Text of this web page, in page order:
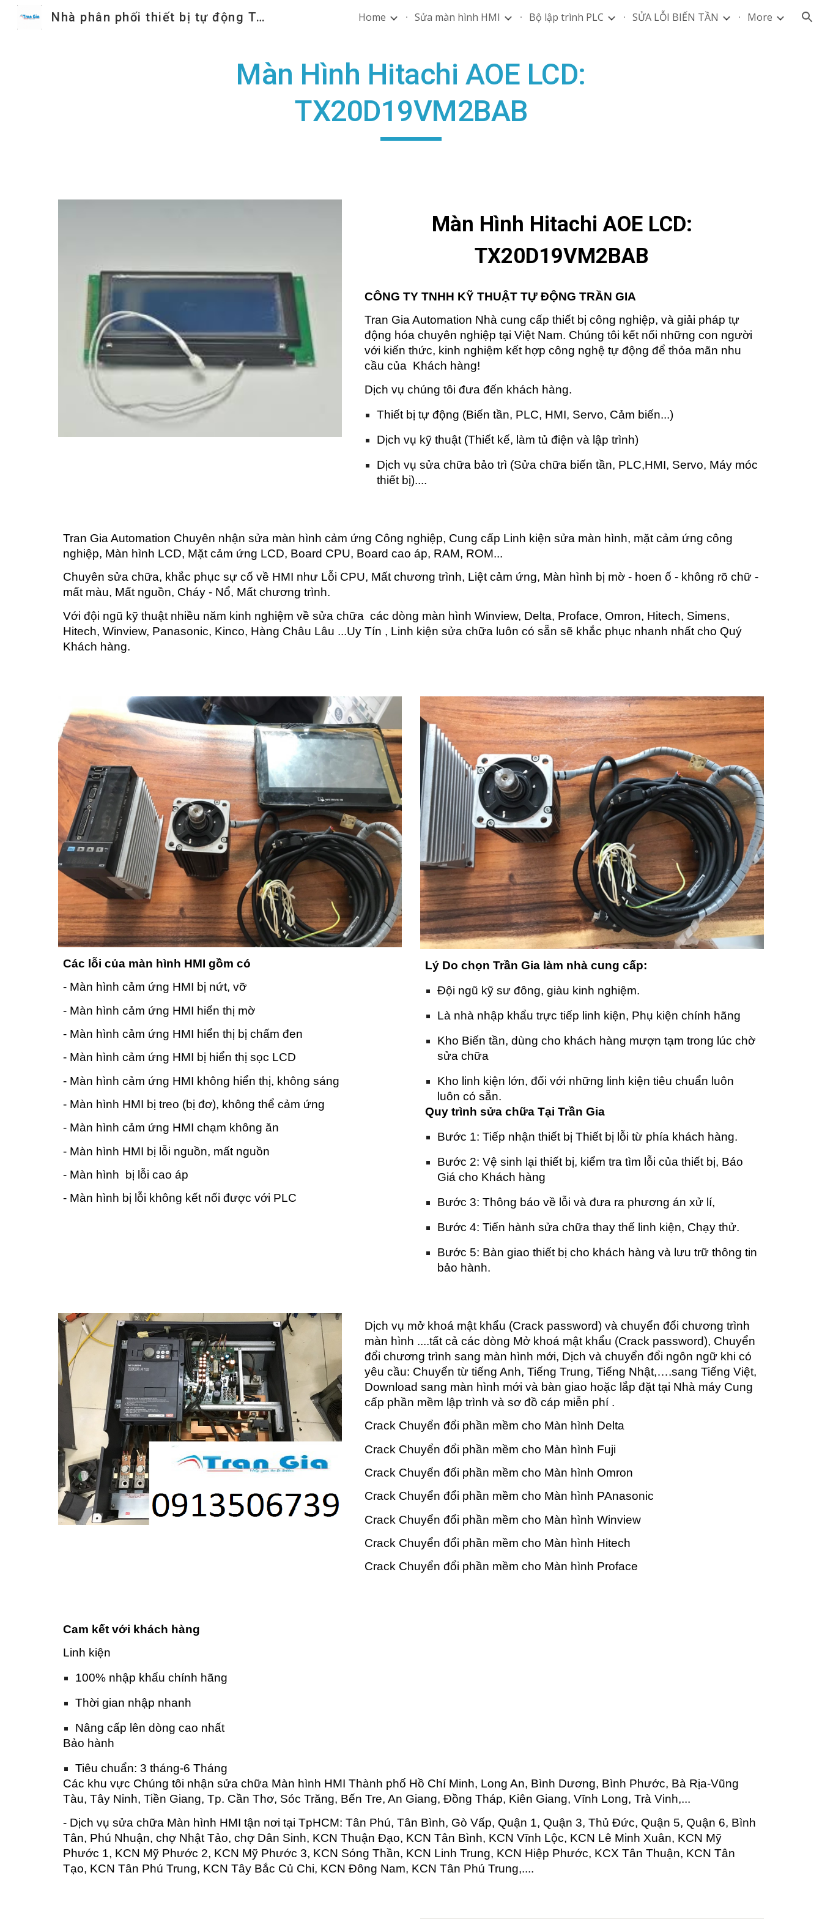
Skip to main content Skip to navigation
Nhà phân phối thiết bị tự động Trần Gia Home Sửa màn hình HMI Bộ lập trình PLC SỬA LỖI BIẾN TẦN More
Màn Hình Hitachi AOE LCD:
TX20D19VM2BAB
Màn Hình Hitachi AOE LCD:
TX20D19VM2BAB
CÔNG TY TNHH KỸ THUẬT TỰ ĐỘNG TRẦN GIA
Tran Gia Automation Nhà cung cấp thiết bị công nghiệp, và giải pháp tự
động hóa chuyên nghiệp tại Việt Nam. Chúng tôi kết nối những con người
với kiến thức, kinh nghiệm kết hợp công nghệ tự động để thỏa mãn nhu
cầu của Khách hàng!
Dịch vụ chúng tôi đưa đến khách hàng.
Thiết bị tự động (Biến tần, PLC, HMI, Servo, Cảm biến...)
Dịch vụ kỹ thuật (Thiết kế, làm tủ điện và lập trình)
Dịch vụ sửa chữa bảo trì (Sửa chữa biến tần, PLC,HMI, Servo, Máy móc
thiết bị)....
Tran Gia Automation Chuyên nhận sửa màn hình cảm ứng Công nghiệp, Cung cấp Linh kiện sửa màn hình, mặt cảm ứng công
nghiệp, Màn hình LCD, Mặt cảm ứng LCD, Board CPU, Board cao áp, RAM, ROM...
Chuyên sửa chữa, khắc phục sự cố về HMI như Lỗi CPU, Mất chương trình, Liệt cảm ứng, Màn hình bị mờ - hoen ố - không rõ chữ -
mất màu, Mất nguồn, Cháy - Nổ, Mất chương trình.
Với đội ngũ kỹ thuật nhiều năm kinh nghiệm về sửa chữa các dòng màn hình Winview, Delta, Proface, Omron, Hitech, Simens,
Hitech, Winview, Panasonic, Kinco, Hàng Châu Lâu ...Uy Tín , Linh kiện sửa chữa luôn có sẵn sẽ khắc phục nhanh nhất cho Quý
Khách hàng.
Các lỗi của màn hình HMI gồm có
- Màn hình cảm ứng HMI bị nứt, vỡ
- Màn hình cảm ứng HMI hiển thị mờ
- Màn hình cảm ứng HMI hiển thị bị chấm đen
- Màn hình cảm ứng HMI bị hiển thị sọc LCD
- Màn hình cảm ứng HMI không hiển thị, không sáng
- Màn hình HMI bị treo (bị đơ), không thể cảm ứng
- Màn hình cảm ứng HMI chạm không ăn
- Màn hình HMI bị lỗi nguồn, mất nguồn
- Màn hình bị lỗi cao áp
- Màn hình bị lỗi không kết nối được với PLC
Lý Do chọn Trần Gia làm nhà cung cấp:
Đội ngũ kỹ sư đông, giàu kinh nghiệm.
Là nhà nhập khẩu trực tiếp linh kiện, Phụ kiện chính hãng
Kho Biến tần, dùng cho khách hàng mượn tạm trong lúc chờ
sửa chữa
Kho linh kiện lớn, đối với những linh kiện tiêu chuẩn luôn
luôn có sẵn.
Quy trình sửa chữa Tại Trần Gia
Bước 1: Tiếp nhận thiết bị Thiết bị lỗi từ phía khách hàng.
Bước 2: Vệ sinh lại thiết bị, kiểm tra tìm lỗi của thiết bị, Báo
Giá cho Khách hàng
Bước 3: Thông báo về lỗi và đưa ra phương án xử lí,
Bước 4: Tiến hành sửa chữa thay thế linh kiện, Chạy thử.
Bước 5: Bàn giao thiết bị cho khách hàng và lưu trữ thông tin
bảo hành.
Dịch vụ mở khoá mật khẩu (Crack password) và chuyển đổi chương trình
màn hình ....tất cả các dòng Mở khoá mật khẩu (Crack password), Chuyển
đổi chương trình sang màn hình mới, Dịch và chuyển đổi ngôn ngữ khi có
yêu cầu: Chuyển từ tiếng Anh, Tiếng Trung, Tiếng Nhật,….sang Tiếng Việt,
Download sang màn hình mới và bàn giao hoặc lắp đặt tại Nhà máy Cung
cấp phần mềm lập trình và sơ đồ cáp miễn phí .
Crack Chuyển đổi phần mềm cho Màn hình Delta
Crack Chuyển đổi phần mềm cho Màn hình Fuji
Crack Chuyển đổi phần mềm cho Màn hình Omron
Crack Chuyển đổi phần mềm cho Màn hình PAnasonic
Crack Chuyển đổi phần mềm cho Màn hình Winview
Crack Chuyển đổi phần mềm cho Màn hình Hitech
Crack Chuyển đổi phần mềm cho Màn hình Proface
Cam kết với khách hàng
Linh kiện
100% nhập khẩu chính hãng
Thời gian nhập nhanh
Nâng cấp lên dòng cao nhất
Bảo hành
Tiêu chuẩn: 3 tháng-6 Tháng
Các khu vực Chúng tôi nhận sửa chữa Màn hình HMI Thành phố Hồ Chí Minh, Long An, Bình Dương, Bình Phước, Bà Rịa-Vũng
Tàu, Tây Ninh, Tiền Giang, Tp. Cần Thơ, Sóc Trăng, Bến Tre, An Giang, Đồng Tháp, Kiên Giang, Vĩnh Long, Trà Vinh,...
- Dịch vụ sửa chữa Màn hình HMI tận nơi tại TpHCM: Tân Phú, Tân Bình, Gò Vấp, Quận 1, Quận 3, Thủ Đức, Quận 5, Quận 6, Bình
Tân, Phú Nhuận, chợ Nhật Tảo, chợ Dân Sinh, KCN Thuận Đạo, KCN Tân Bình, KCN Vĩnh Lộc, KCN Lê Minh Xuân, KCN Mỹ
Phước 1, KCN Mỹ Phước 2, KCN Mỹ Phước 3, KCN Sóng Thần, KCN Linh Trung, KCN Hiệp Phước, KCX Tân Thuận, KCN Tân
Tạo, KCN Tân Phú Trung, KCN Tây Bắc Củ Chi, KCN Đông Nam, KCN Tân Phú Trung,....